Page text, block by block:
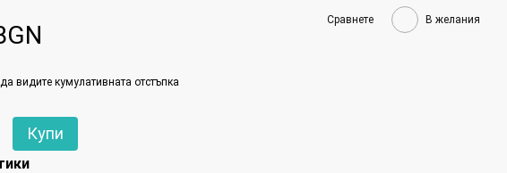
Сравнете В желания
да видите кумулативната отстъпка
Купи